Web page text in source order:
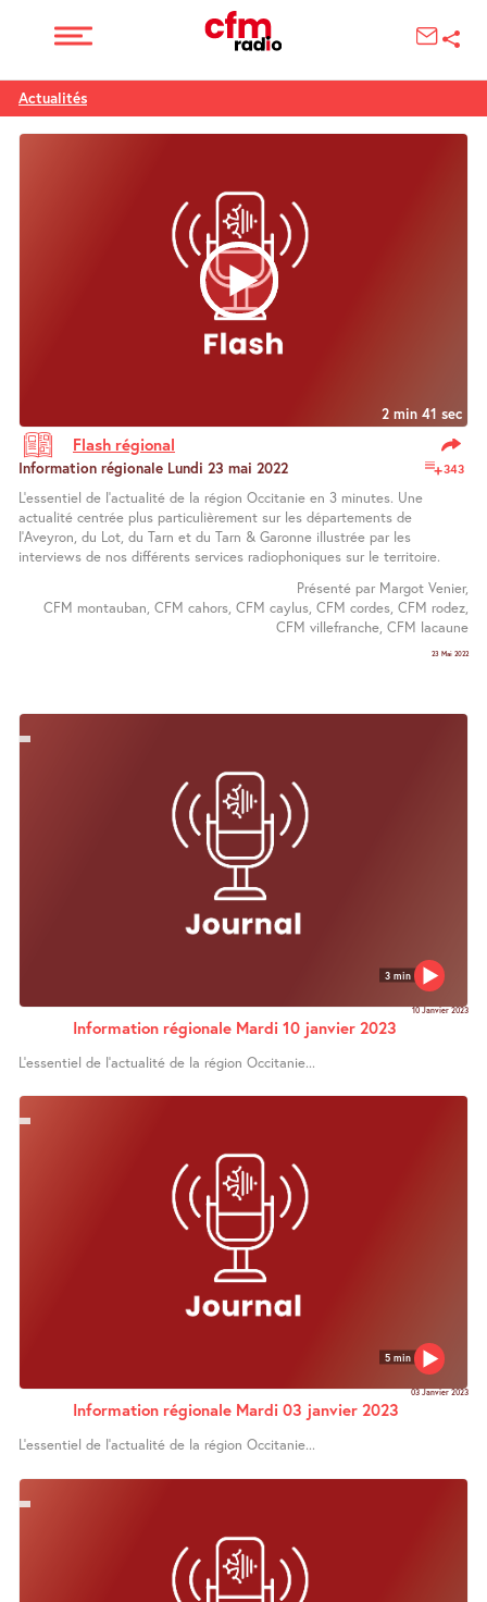
Actualités
2 min 41 sec
Flash régional
343
Information régionale Lundi 23 mai 2022
L’essentiel de l’actualité de la région Occitanie en 3 minutes. Une
actualité centrée plus particulièrement sur les départements de
l’Aveyron, du Lot, du Tarn et du Tarn & Garonne illustrée par les
interviews de nos différents services radiophoniques sur le territoire.
Présenté par Margot Venier,
CFM montauban, CFM cahors, CFM caylus, CFM cordes, CFM rodez,
CFM villefranche, CFM lacaune
23 Mai 2022
3 min
10 Janvier 2023
Information régionale Mardi 10 janvier 2023
L’essentiel de l’actualité de la région Occitanie...
5 min
03 Janvier 2023
Information régionale Mardi 03 janvier 2023
L’essentiel de l’actualité de la région Occitanie...